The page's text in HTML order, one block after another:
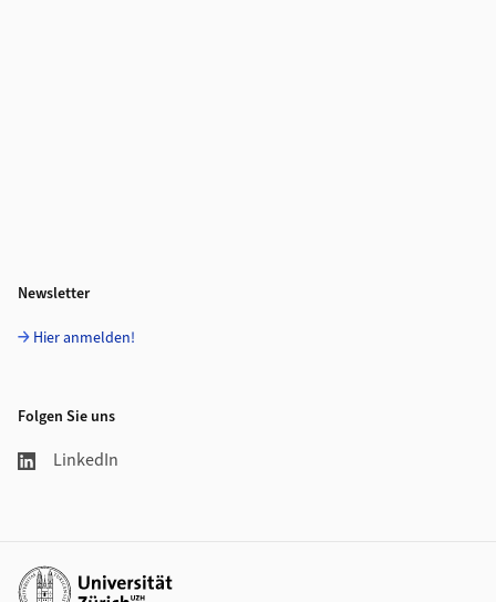
Newsletter
Hier anmelden!
Folgen Sie uns
LinkedIn
Weiterführende Links